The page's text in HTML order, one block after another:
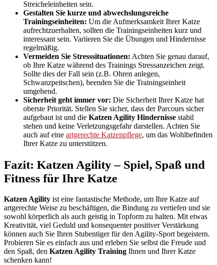
Streicheleinheiten sein.
Gestalten Sie kurze und abwechslungsreiche
Trainingseinheiten: Um die Aufmerksamkeit Ihrer Katze
aufrechtzuerhalten, sollten die Trainingseinheiten kurz und
interessant sein. Variieren Sie die Übungen und Hindernisse
regelmäßig.
Vermeiden Sie Stresssituationen: Achten Sie genau darauf,
ob Ihre Katze während des Trainings Stressanzeichen zeigt.
Sollte dies der Fall sein (z.B. Ohren anlegen,
Schwanzpeitschen), beenden Sie die Trainingseinheit
umgehend.
Sicherheit geht immer vor: Die Sicherheit Ihrer Katze hat
oberste Priorität. Stellen Sie sicher, dass der Parcours sicher
aufgebaut ist und die Katzen Agility Hindernisse stabil
stehen und keine Verletzungsgefahr darstellen. Achten Sie
auch auf eine artgerechte Katzenpflege, um das Wohlbefinden
Ihrer Katze zu unterstützen.
Fazit: Katzen Agility – Spiel, Spaß und
Fitness für Ihre Katze
Katzen Agility ist eine fantastische Methode, um Ihre Katze auf
artgerechte Weise zu beschäftigen, die Bindung zu vertiefen und sie
sowohl körperlich als auch geistig in Topform zu halten. Mit etwas
Kreativität, viel Geduld und konsequenter positiver Verstärkung
können auch Sie Ihren Stubentiger für den Agility-Sport begeistern.
Probieren Sie es einfach aus und erleben Sie selbst die Freude und
den Spaß, den Katzen Agility Training Ihnen und Ihrer Katze
schenken kann!